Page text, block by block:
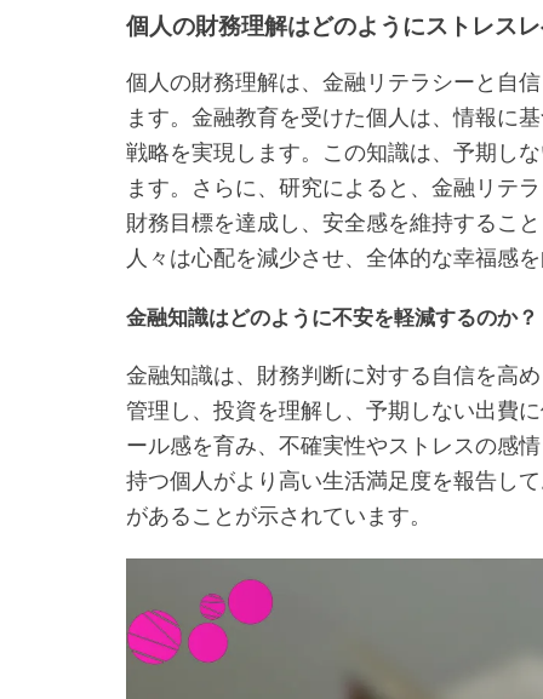
個人の財務理解はどのようにストレス
個人の財務理解は、金融リテラシーと自
ます。金融教育を受けた個人は、情報に
戦略を実現します。この知識は、予期し
ます。さらに、研究によると、金融リテ
財務目標を達成し、安全感を維持するこ
人々は心配を減少させ、全体的な幸福感
金融知識はどのように不安を軽減するのか？
金融知識は、財務判断に対する自信を高
管理し、投資を理解し、予期しない出費
ール感を育み、不確実性やストレスの感
持つ個人がより高い生活満足度を報告し
があることが示されています。